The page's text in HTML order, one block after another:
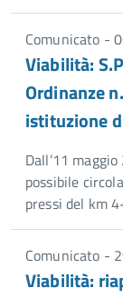
Comunicato -
Viabilità:
Ordinanze
istituzione
Dall’11
possibile
pressi del km
Comunicato -
Viabilità: